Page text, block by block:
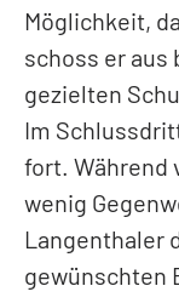
Möglichkeit,
schoss er
gezielten
Im
fort. Während
wenig
Langenthaler
gewünschten